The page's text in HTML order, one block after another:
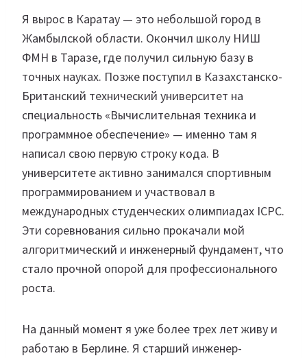
Я вырос в Каратау — это небольшой город в
Жамбылской области. Окончил школу НИШ
ФМН в Таразе, где получил сильную базу в
точных науках. Позже поступил в Казахстанско-
Британский технический университет на
специальность «Вычислительная техника и
программное обеспечение» — именно там я
написал свою первую строку кода. В
университете активно занимался спортивным
программированием и участвовал в
международных студенческих олимпиадах ICPC.
Эти соревнования сильно прокачали мой
алгоритмический и инженерный фундамент, что
стало прочной опорой для профессионального
роста.
На данный момент я уже более трех лет живу и
работаю в Берлине. Я старший инженер-